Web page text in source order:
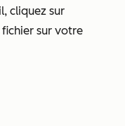
cliquez sur
sur votre